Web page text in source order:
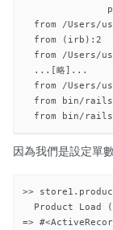
from /Users/
  from (irb):2
from /Users/
  ...[略]...
from /Users/
from bin/
因為我們是設定單
>>
Product Load